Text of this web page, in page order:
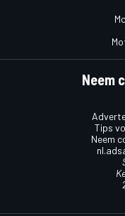
Neem
Tips
Neem